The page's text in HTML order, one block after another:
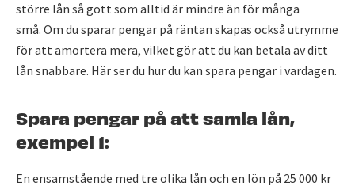
större lån så gott som alltid är mindre än för många
små. Om du sparar pengar på räntan skapas också utrymme
för att amortera mera, vilket gör att du kan betala av ditt
lån snabbare. Här ser du hur du kan spara pengar i vardagen.
Spara pengar på att samla lån,
exempel 1:
En ensamstående med tre olika lån och en lön på 25 000 kr